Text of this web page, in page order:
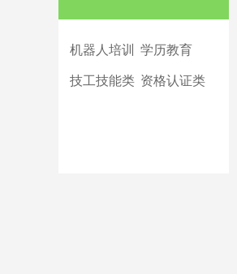
机器人培训 学历教育
技工技能类 资格认证类